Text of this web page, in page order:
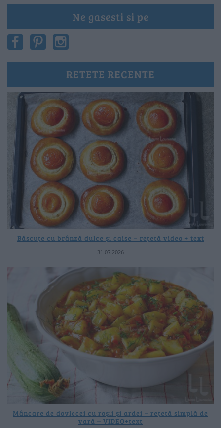
Ne gasesti si pe
RETETE RECENTE
Băscuțe cu brânză dulce și caise – rețetă video + text
31.07.2026
Mâncare de dovlecei cu roșii și ardei – rețetă simplă de
vară – VIDEO+text